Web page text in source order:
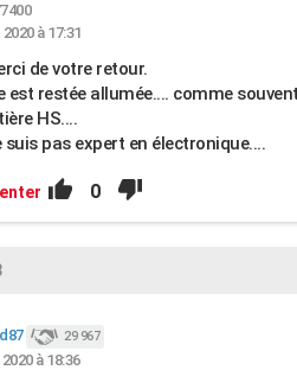
à 17:31
de votre retour.
est restée allumée.... comme
HS....
suis pas expert en électronique....
0
29 967
à 18:36